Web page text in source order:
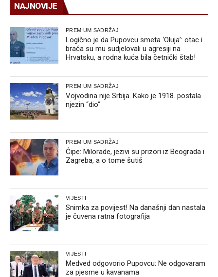
NAJNOVIJE
PREMIUM SADRŽAJ
Logično je da Pupovcu smeta ‘Oluja’: otac i
braća su mu sudjelovali u agresiji na
Hrvatsku, a rodna kuća bila četnički štab!
PREMIUM SADRŽAJ
Vojvodina nije Srbija. Kako je 1918. postala
njezin “dio”
PREMIUM SADRŽAJ
Ćipe: Milorade, jezivi su prizori iz Beograda i
Zagreba, a o tome šutiš
VIJESTI
Snimka za povijest! Na današnji dan nastala
je čuvena ratna fotografija
VIJESTI
Medved odgovorio Pupovcu: Ne odgovaram
za pjesme u kavanama